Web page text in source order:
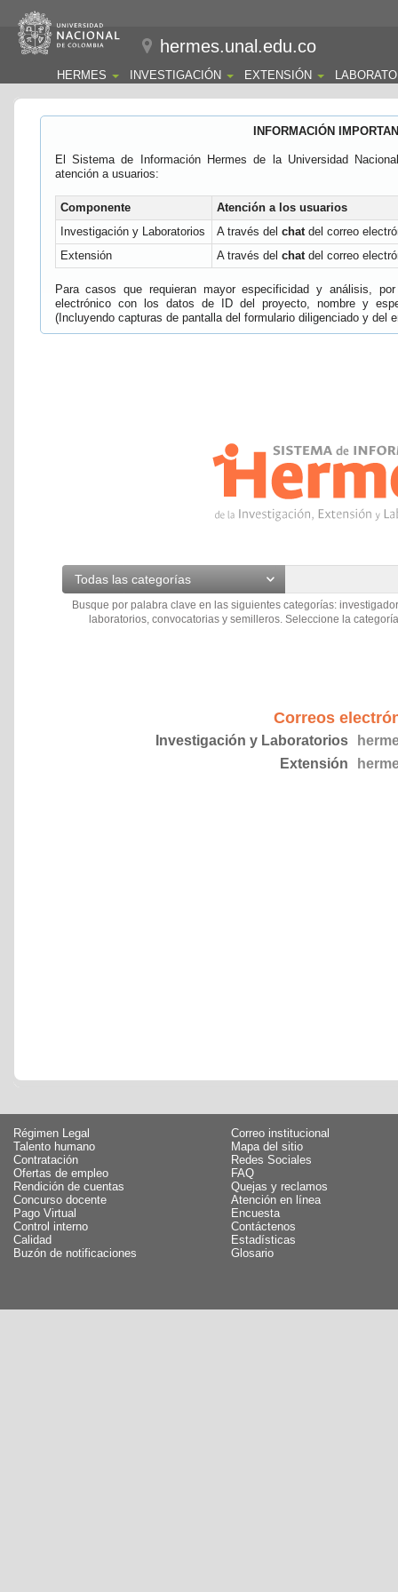
hermes.unal.edu.co
HERMES INVESTIGACIÓN EXTENSIÓN
INFORMACIÓN
El Sistema de Información Hermes de la Universidad
atención a usuarios:
Componente
Atención a los usuarios
Investigación y Laboratorios
A través del chatdel correo
Extensión
A través del chatdel correo
Para casos que requieran mayor especificidad y análisis,
electrónico con los datos de ID del proyecto, nombre y
(Incluyendo capturas de pantalla del formulario diligenciado y del
Todas las categorías
Busque por palabra clave en las siguientes categorías:
laboratorios, convocatorias y semilleros. Seleccione la
Correos
Investigación y Laboratorios
Extensión
Régimen Legal
Talento humano
Contratación
Ofertas de empleo
Rendición de cuentas
Concurso docente
Pago Virtual
Control interno
Calidad
Buzón de notificaciones
Correo institucional
Mapa del sitio
Redes Sociales
FAQ
Quejas y reclamos
Atención en línea
Encuesta
Contáctenos
Estadísticas
Glosario